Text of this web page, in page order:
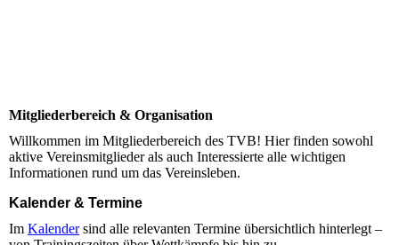
Mitgliederbereich & Organisation
Willkommen im Mitgliederbereich des TVB! Hier finden sowohl
aktive Vereinsmitglieder als auch Interessierte alle wichtigen
Informationen rund um das Vereinsleben.
Kalender & Termine
Im Kalendersind alle relevanten Termine übersichtlich hinterlegt –